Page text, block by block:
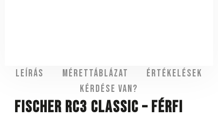
Leírás Mérettáblázat
Értékelések
Kérdése van?
Fischer RC3 Classic – férfi